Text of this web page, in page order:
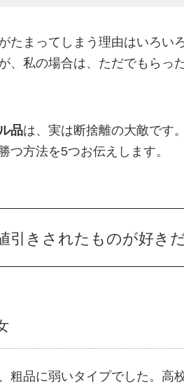
たまってしまう理由はいろい
、私の場合は、ただでもらっ
品は、実は断捨離の大敵です
つ方法を5つお伝えします。
引きされたものが好き
粗品に弱いタイプでした。高